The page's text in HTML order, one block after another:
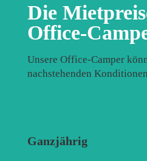
Die
Office-
Unsere Office-Camper
nachstehenden
Ganzjährig